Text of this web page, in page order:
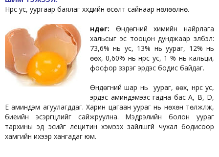
Нүүрс ус, уургаар баялаг хүүхдийн өсөлт сайнаар нөлөөлнө.
Өндөг: Өндөгний химийн найрлага
хальсыг эс тооцон дунджаар үзүүлбэл:
73,6% нь ус, 13% нь уураг, 12% нь
өөх, 0,60% нь нүүрс ус, 1 % нь кальци,
фосфор зэрэг эрдэс бодис байдаг.
Өндөгний шар нь уураг, өөх, нүүрс ус,
эрдэс аминдэмээс гадна бас A, B, D,
E аминдэм агуулагддаг. Харин цагаан уураг нь нөхөн төлжүүлж,
биеийн эсэргүүцлийг сайжруулна. Мэдрэлийн болон уураг
тархины эд эсийг лецитин хэмээх зайлшгүй чухал бодисоор
хамгийн ихээр хангадаг юм.